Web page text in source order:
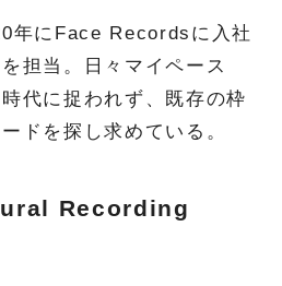
年にFace Recordsに入社
担当。日々マイペース
代に捉われず、既存の枠
ドを探し求めている。
Recording